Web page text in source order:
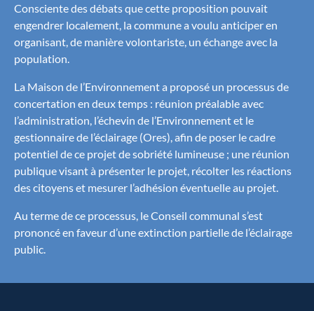
Consciente des débats que cette proposition pouvait
engendrer localement, la commune a voulu anticiper en
organisant, de manière volontariste, un échange avec la
population.
La Maison de l’Environnement a proposé un processus de
concertation en deux temps : réunion préalable avec
l’administration, l’échevin de l’Environnement et le
gestionnaire de l’éclairage (Ores), afin de poser le cadre
potentiel de ce projet de sobriété lumineuse ; une réunion
publique visant à présenter le projet, récolter les réactions
des citoyens et mesurer l’adhésion éventuelle au projet.
Au terme de ce processus, le Conseil communal s’est
prononcé en faveur d’une extinction partielle de l’éclairage
public.